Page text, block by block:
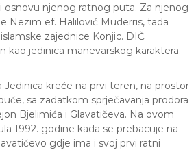
osnovu njenog ratnog puta. Za njenog
Nezim ef. Halilović Muderris, tada
zajednice Konjic. DIČ
kao jedinica manevarskog karaktera.
Jedinica kreće na prvi teren, na prostor
sa zadatkom sprječavanja prodora
Bjelimića i Glavatičeva. Na ovom
1992. godine kada se prebacuje na
gdje ima i svoj prvi ratni